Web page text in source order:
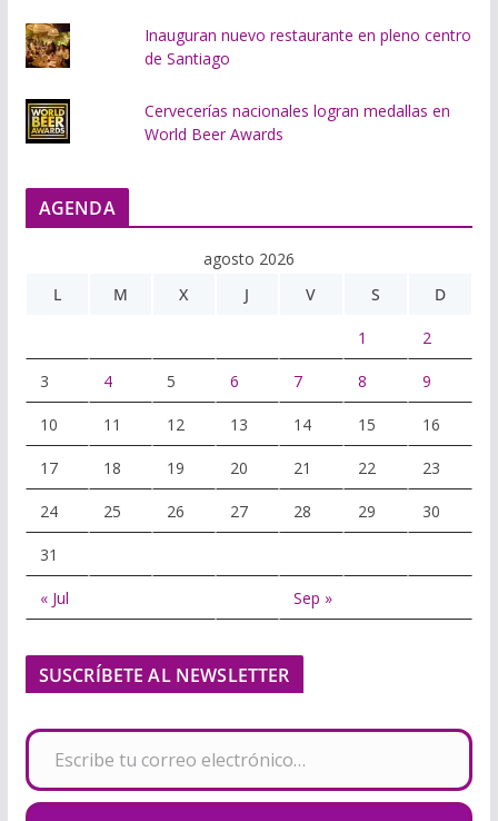
Inauguran nuevo restaurante en pleno centro
de Santiago
Cervecerías nacionales logran medallas en
World Beer Awards
AGENDA
agosto 2026
L
M X J V S D
1 2
3 4 5 6 7 8 9
10 11 12 13 14 15 16
17 18 19 20 21 22 23
24 25 26 27 28 29 30
31
« Jul Sep »
SUSCRÍBETE AL NEWSLETTER
Escribe tu correo electrónico…